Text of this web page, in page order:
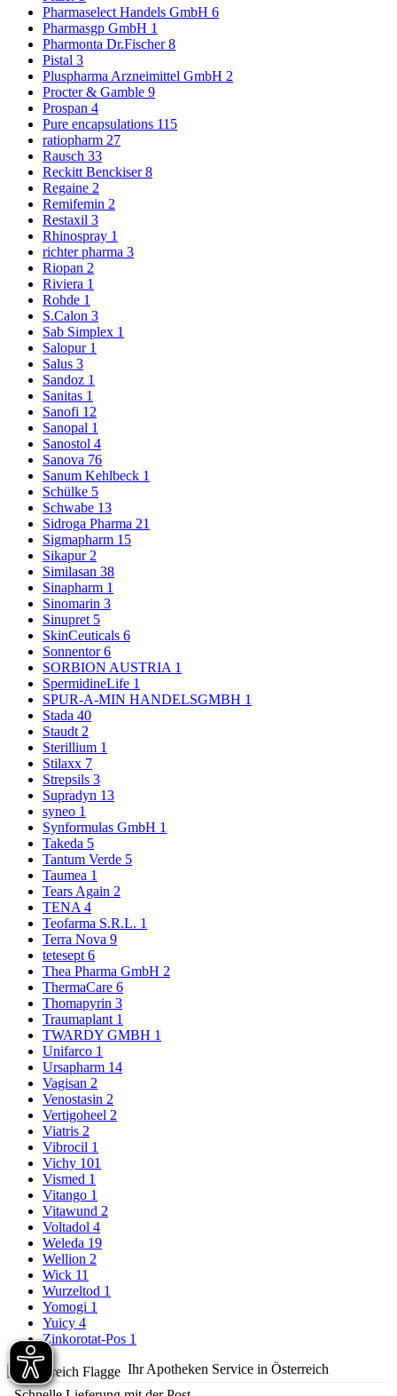
Pharmaselect Handels GmbH 6
Pharmasgp GmbH 1
Pharmonta Dr.Fischer8
Pistal 3
Pluspharma Arzneimittel GmbH 2
Procter & Gamble 9
Prospan 4
Pure encapsulations 115
ratiopharm 27
Rausch 33
Reckitt Benckiser8
Regaine 2
Remifemin 2
Restaxil 3
Rhinospray 1
richter pharma 3
Riopan 2
Riviera 1
Rohde 1
S.Calon 3
Sab Simplex 1
Salopur 1
Salus 3
Sandoz 1
Sanitas 1
Sanofi 12
Sanopal 1
Sanostol 4
Sanova 76
Sanum Kehlbeck 1
Schülke 5
Schwabe 13
Sidroga Pharma 21
Sigmapharm 15
Sikapur 2
Similasan 38
Sinapharm 1
Sinomarin 3
Sinupret 5
SkinCeuticals 6
Sonnentor6
SORBION AUSTRIA 1
SpermidineLife 1
SPUR-A-MIN HANDELSGMBH 1
Stada 40
Staudt 2
Sterillium 1
Stilaxx 7
Strepsils 3
Supradyn 13
syneo 1
Synformulas GmbH 1
Takeda 5
Tantum Verde 5
Taumea 1
Tears Again 2
TENA 4
Teofarma S.R.L. 1
Terra Nova 9
tetesept 6
Thea Pharma GmbH 2
ThermaCare 6
Thomapyrin 3
Traumaplant 1
TWARDY GMBH 1
Unifarco 1
Ursapharm 14
Vagisan 2
Venostasin 2
Vertigoheel 2
Viatris 2
Vibrocil 1
Vichy 101
Vismed 1
Vitango 1
Vitawund 2
Voltadol 4
Weleda 19
Wellion 2
Wick 11
Wurzeltod 1
Yomogi 1
Yuicy 4
Zinkorotat-Pos 1
Ihr Apotheken Service in Österreich